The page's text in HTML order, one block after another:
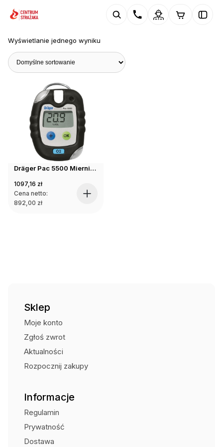
Wyświetlanie jednego wyniku
Dräger Pac 5500 Miernik jednogazowy
1097,16 zł
Cena netto:
892,00 zł
Sklep
Moje konto
Zgłoś zwrot
Aktualności
Rozpocznij zakupy
Informacje
Regulamin
Prywatność
Dostawa